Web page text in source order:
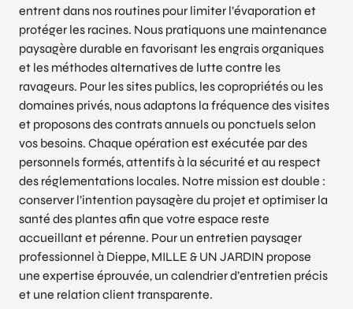
entrent dans nos routines pour limiter l’évaporation et
protéger les racines. Nous pratiquons une maintenance
paysagère durable en favorisant les engrais organiques
et les méthodes alternatives de lutte contre les
ravageurs. Pour les sites publics, les copropriétés ou les
domaines privés, nous adaptons la fréquence des visites
et proposons des contrats annuels ou ponctuels selon
vos besoins. Chaque opération est exécutée par des
personnels formés, attentifs à la sécurité et au respect
des réglementations locales. Notre mission est double :
conserver l’intention paysagère du projet et optimiser la
santé des plantes afin que votre espace reste
accueillant et pérenne. Pour un entretien paysager
professionnel à Dieppe, MILLE & UN JARDIN propose
une expertise éprouvée, un calendrier d’entretien précis
et une relation client transparente.